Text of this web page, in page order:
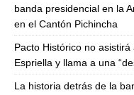
banda presidencial en la
en el Cantón Pichincha
Pacto Histórico no
Espriella y llama a una
La historia detrás de la